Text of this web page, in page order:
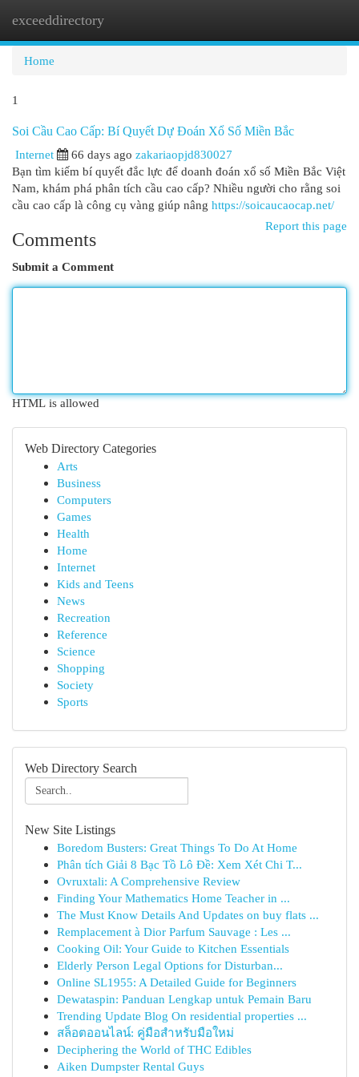
exceeddirectory
Home
1
Soi Cầu Cao Cấp: Bí Quyết Dự Đoán Xổ Số Miền Bắc
Internet
66 days ago zakariaopjd830027
Bạn tìm kiếm bí quyết đắc lực để doanh đoán xổ số Miền Bắc Việt
Nam, khám phá phân tích cầu cao cấp? Nhiều người cho rằng soi
cầu cao cấp là công cụ vàng giúp nâng https://soicaucaocap.net/
Report this page
Comments
Submit a Comment
HTML is allowed
Web Directory Categories
Arts
Business
Computers
Games
Health
Home
Internet
Kids and Teens
News
Recreation
Reference
Science
Shopping
Society
Sports
Web Directory Search
New Site Listings
Boredom Busters: Great Things To Do At Home
Phân tích Giải 8 Bạc Tồ Lô Đề: Xem Xét Chi T...
Ovruxtali: A Comprehensive Review
Finding Your Mathematics Home Teacher in ...
The Must Know Details And Updates on buy flats ...
Remplacement à Dior Parfum Sauvage : Les ...
Cooking Oil: Your Guide to Kitchen Essentials
Elderly Person Legal Options for Disturban...
Online SL1955: A Detailed Guide for Beginners
Dewataspin: Panduan Lengkap untuk Pemain Baru
Trending Update Blog On residential properties ...
สล็อตออนไลน์: คู่มือสำหรับมือใหม่
Deciphering the World of THC Edibles
Aiken Dumpster Rental Guys